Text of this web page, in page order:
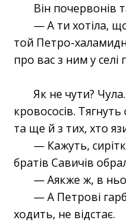
Він почервонів
— А ти хотіла,
той Петро-
про вас з ним у селі
Як не чути?
кровососів.
та ще й з тих, хто
— Кажуть,
братів Савичів
— Аякже ж, в
— А Петрові
ходить, не відстає.